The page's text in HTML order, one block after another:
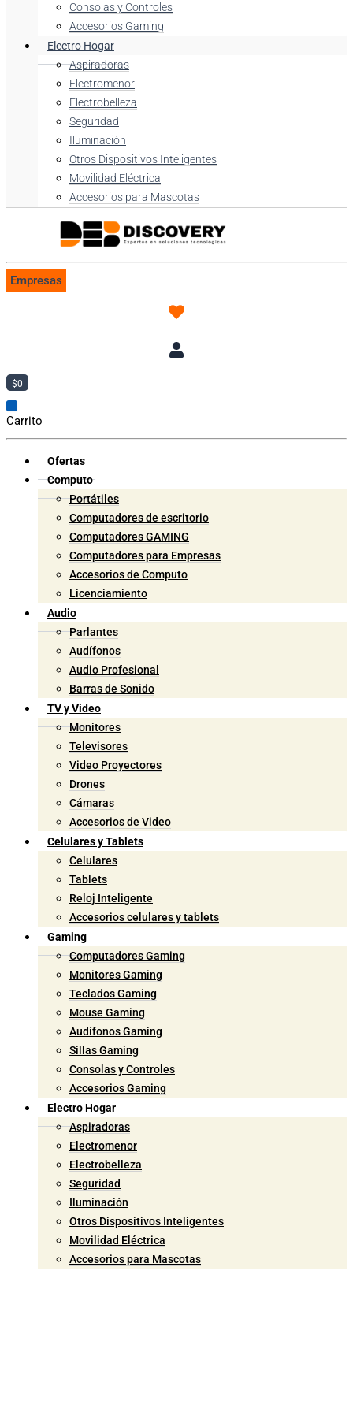
Consolas y Controles
Accesorios Gaming
Electro Hogar
Aspiradoras
Electromenor
Electrobelleza
Seguridad
Iluminación
Otros Dispositivos Inteligentes
Movilidad Eléctrica
Accesorios para Mascotas
Empresas
$0
Carrito
Ofertas
Computo
Portátiles
Computadores de escritorio
Computadores GAMING
Computadores para Empresas
Accesorios de Computo
Licenciamiento
Audio
Parlantes
Audífonos
Audio Profesional
Barras de Sonido
TV y Video
Monitores
Televisores
Video Proyectores
Drones
Cámaras
Accesorios de Video
Celulares y Tablets
Celulares
Tablets
Reloj Inteligente
Accesorios celulares y tablets
Gaming
Computadores Gaming
Monitores Gaming
Teclados Gaming
Mouse Gaming
Audífonos Gaming
Sillas Gaming
Consolas y Controles
Accesorios Gaming
Electro Hogar
Aspiradoras
Electromenor
Electrobelleza
Seguridad
Iluminación
Otros Dispositivos Inteligentes
Movilidad Eléctrica
Accesorios para Mascotas